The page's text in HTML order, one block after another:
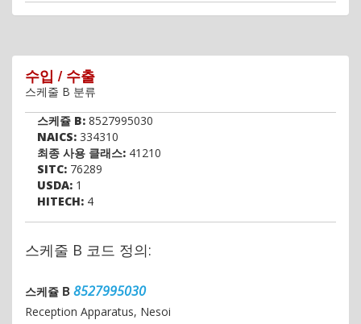
수입 / 수출
스케줄 B 분류
스케쥴 B: 8527995030
NAICS: 334310
최종 사용 클래스: 41210
SITC: 76289
USDA: 1
HITECH: 4
스케줄 B 코드 정의:
스케쥴 B 8527995030
Reception Apparatus, Nesoi